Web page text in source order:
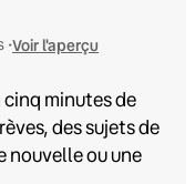
•Voir l'aperçu
cinq minutes de
des sujets de
nouvelle ou une